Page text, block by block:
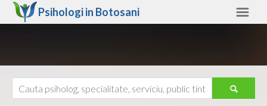
Psihologi in Botosani
Ajutor